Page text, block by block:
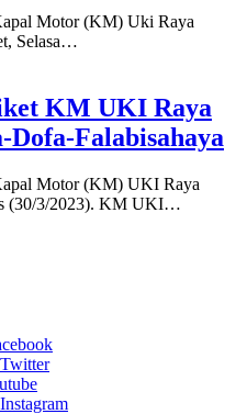
Motor (KM) Uki Raya
Selasa…
KM UKI Raya
Dofa-Falabisahaya
Motor (KM) UKI Raya
(30/3/2023). KM UKI…